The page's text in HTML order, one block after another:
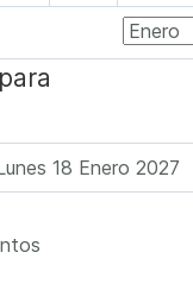
18 Enero 2027